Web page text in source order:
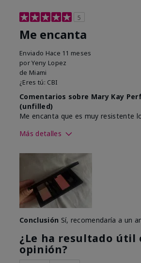
5
Me encanta
Enviado Hace 11 meses
porYeny Lopez
de Miami
¿Eres tú: CBI
Comentarios sobre Mary Kay
(unfilled)
Me encanta que es muy resistente
Más detalles
¿Cuál fue tu experiencia de uso
general con este producto?
Conclusión Sí, recomendaría a un
¿Le ha resultado útil
opinión?